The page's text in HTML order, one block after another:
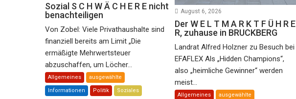
Sozial S C H W Ä C H E R E nicht
benachteiligen
Von Zobel: Viele Privathaushalte sind
finanziell bereits am Limit „Die
ermäßigte Mehrwertsteuer
abzuschaffen, um Löcher...
Allgemeines ausgewählte
Informationen Politik Soziales
August 6, 2026
Der W E L T M A R K T F Ü H R E
R, zuhause in BRUCKBERG
Landrat Alfred Holzner zu Besuch bei
EFAFLEX Als „Hidden Champions“,
also „heimliche Gewinner“ werden
meist...
Allgemeines ausgewählte